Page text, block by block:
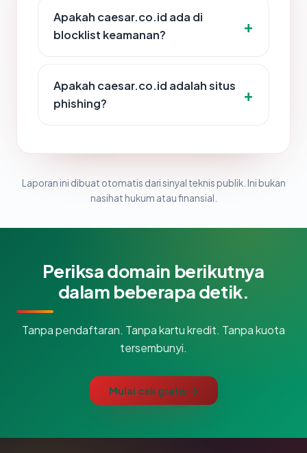
Apakah caesar.co.id ada di
blocklist keamanan?
Apakah caesar.co.id adalah situs
phishing?
Laporan ini dibuat otomatis dari sinyal teknis publik. Ini bukan
nasihat hukum atau finansial.
Periksa domain berikutnya
dalam beberapa detik.
Tanpa pendaftaran. Tanpa kartu kredit. Tanpa kuota
tersembunyi.
Mulai cek gratis →